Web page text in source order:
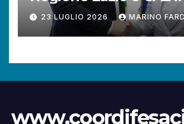
per rafforzare la
diritti dei cittadini.
23 LUGLIO 2026 MARINO